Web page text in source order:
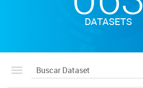
DATASETS